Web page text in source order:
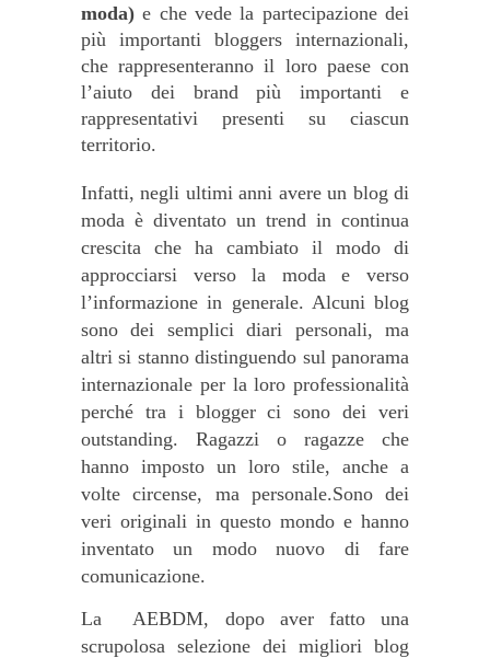
moda)e che vede la partecipazione dei
più importanti bloggers internazionali,
che rappresenteranno il loro paese con
l’aiuto dei brand più importanti e
rappresentativi presenti su ciascun
territorio.
Infatti, negli ultimi anni avere un blog di
moda è diventato un trend in continua
crescita che ha cambiato il modo di
approcciarsi verso la moda e verso
l’informazione in generale. Alcuni blog
sono dei semplici diari personali, ma
altri si stanno distinguendo sul panorama
internazionale per la loro professionalità
perché tra i blogger ci sono dei veri
outstanding. Ragazzi o ragazze che
hanno imposto un loro stile, anche a
volte circense, ma personale.Sono dei
veri originali in questo mondo e hanno
inventato un modo nuovo di fare
comunicazione.
La
AEBDM, dopo aver fatto una
scrupolosa selezione dei migliori blog